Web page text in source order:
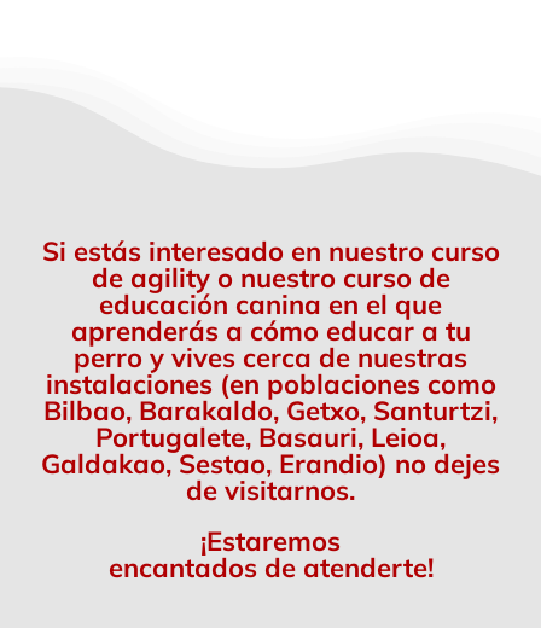
Si estás interesado en nuestro curso
de agility o nuestro curso de
educación canina en el que
aprenderás a cómo educar a tu
perro y vives cerca de nuestras
instalaciones (en poblaciones como
Bilbao, Barakaldo, Getxo, Santurtzi,
Portugalete, Basauri, Leioa,
Galdakao, Sestao, Erandio) no dejes
de visitarnos.
¡Estaremos
encantados de atenderte!